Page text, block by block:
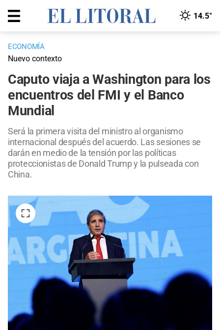
14.5°
ECONOMÍA
Nuevo contexto
Caputo viaja a Washington para los
encuentros del FMI y el Banco
Mundial
Será la primera visita del ministro al organismo
internacional después del acuerdo. Las sesiones se
darán en medio de la tensión por las políticas
proteccionistas de Donald Trump y la pulseada con
China.